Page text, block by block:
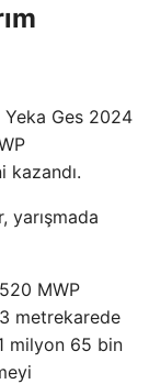
Yeka Ges 2024
kazandı.
yarışmada
MWP
metrekarede
milyon 65 bin